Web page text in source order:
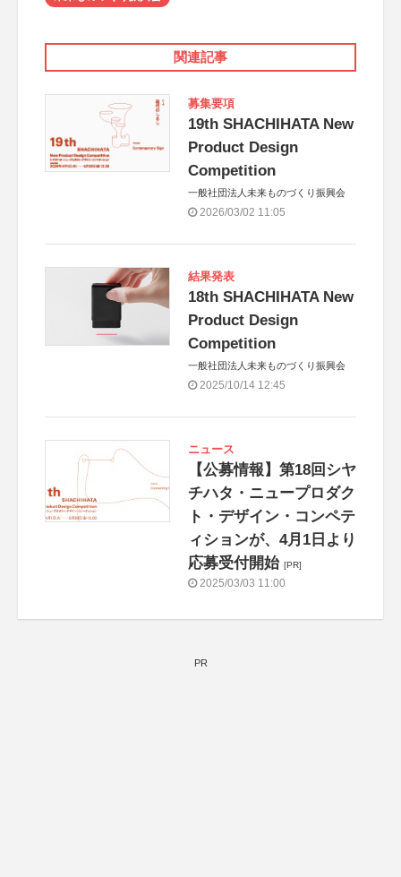
関連記事
募集要項
19th SHACHIHATA New
Product Design
Competition
一般社団法人未来ものづくり振興会
2026/03/02 11:05
結果発表
18th SHACHIHATA New
Product Design
Competition
一般社団法人未来ものづくり振興会
2025/10/14 12:45
ニュース
【公募情報】第18回シヤ
チハタ・ニュープロダク
ト・デザイン・コンペテ
ィションが、4月1日より
応募受付開始 [PR]
2025/03/03 11:00
PR